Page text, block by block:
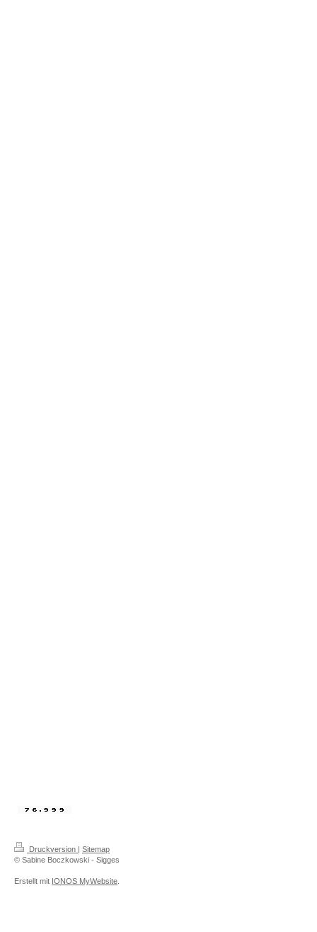
Druckversion | Sitemap
© Sabine Boczkowski - Sigges
Erstellt mit IONOS MyWebsite